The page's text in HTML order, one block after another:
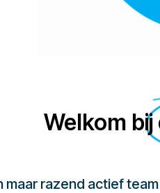
Welkom bij
maar razend actief